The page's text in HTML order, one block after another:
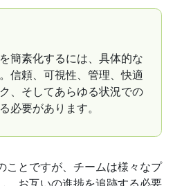
簡素化するには、具体的な
信頼、可視性、管理、快適
、そしてあらゆる状況での
必要があります。
ことですが、チームは様々なプ